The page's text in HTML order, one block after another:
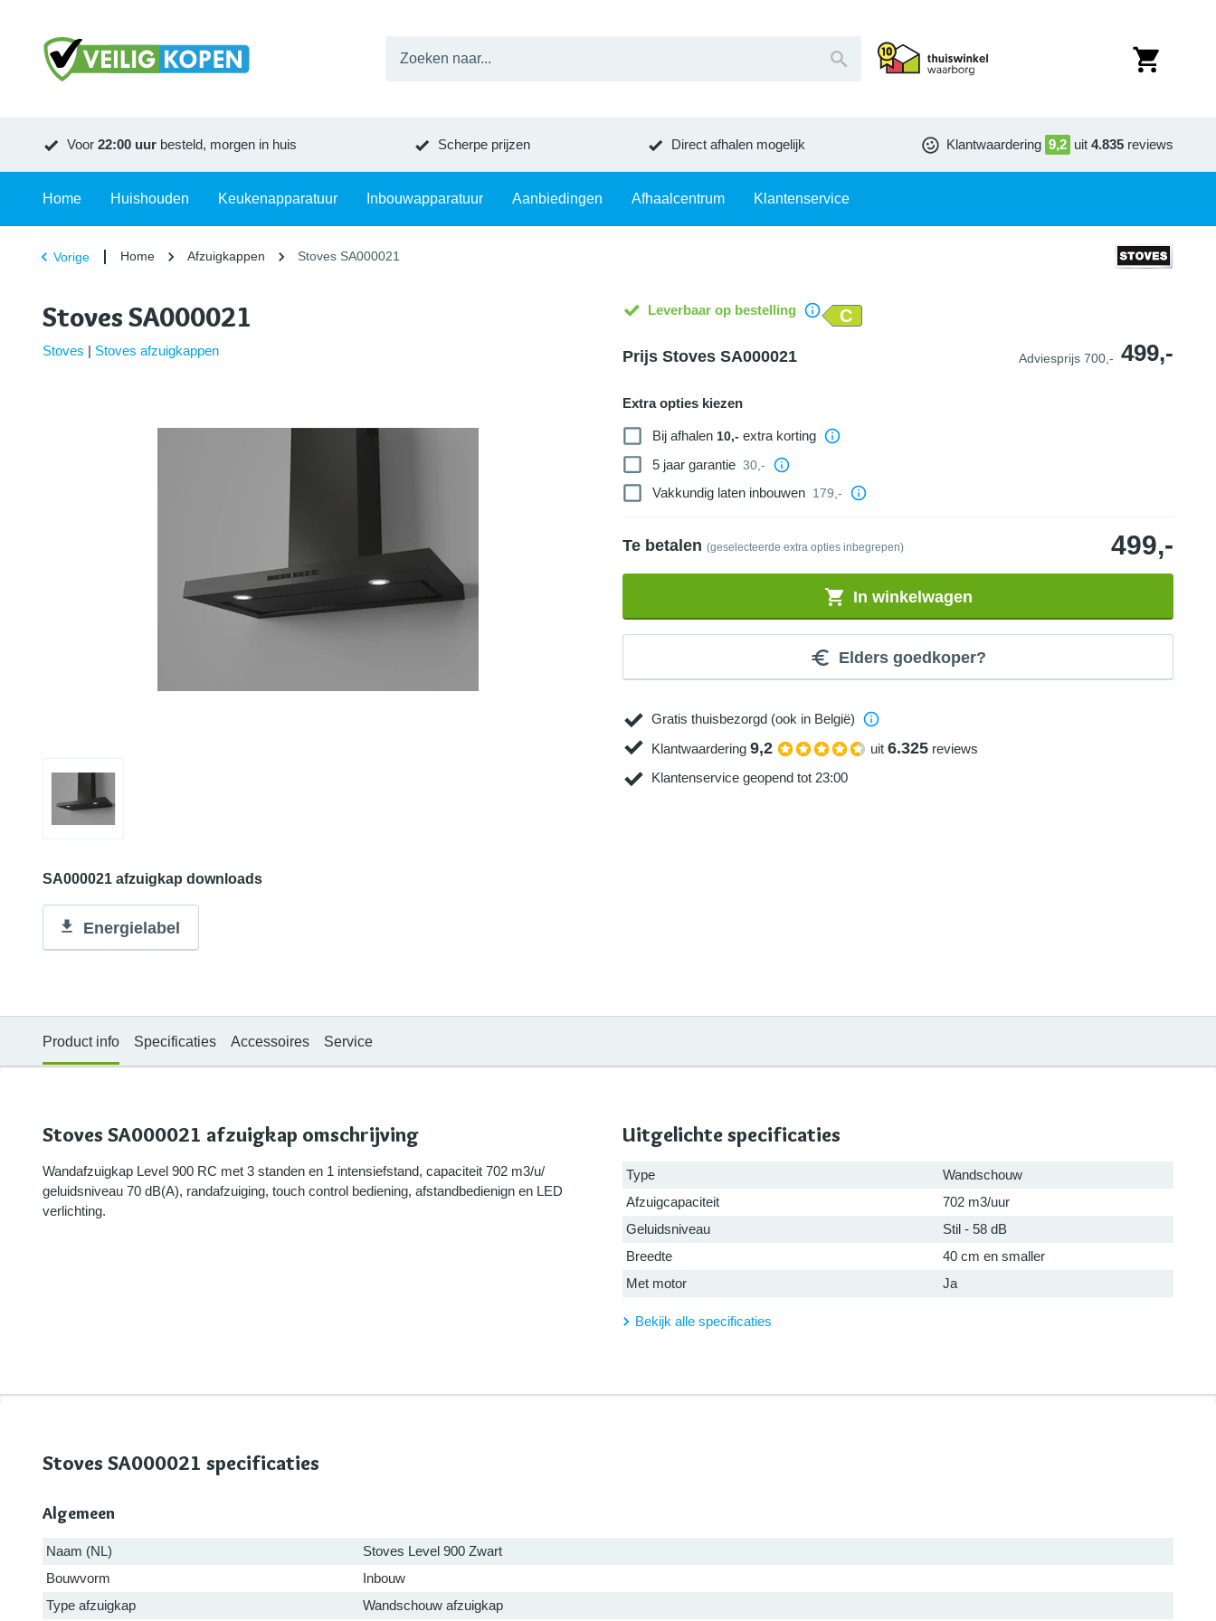
Voor 22:00 uur besteld, morgen in huis Scherpe prijzen Direct afhalen mogelijk Klantwaardering 9,2 uit 4.835 reviews
Home Huishouden Keukenapparatuur Inbouwapparatuur Aanbiedingen Afhaalcentrum Klantenservice
Vorige Home Afzuigkappen Stoves SA000021
Stoves SA000021
Stoves | Stoves afzuigkappen
SA000021 afzuigkap downloads
Energielabel
Leverbaar op bestelling C
Prijs Stoves SA000021 Adviesprijs 700,- 499,-
Extra opties kiezen
Bij afhalen 10,-extra korting
5 jaar garantie 30,-
Vakkundig laten inbouwen 179,-
Te betalen (geselecteerde extra opties inbegrepen) 499,-
In winkelwagen
Elders goedkoper?
Gratis thuisbezorgd (ook in België)
Klantwaardering 9,2 uit 6.325 reviews
Klantenservice geopend tot 23:00
Product info Specificaties Accessoires Service
Stoves SA000021 afzuigkap omschrijving
Wandafzuigkap Level 900 RC met 3 standen en 1 intensiefstand, capaciteit 702 m3/u/
geluidsniveau 70 dB(A), randafzuiging, touch control bediening, afstandbedienign en LED
verlichting.
Uitgelichte specificaties
Type
Wandschouw
Afzuigcapaciteit
702 m3/uur
Geluidsniveau
Stil - 58 dB
Breedte
40 cm en smaller
Met motor
Ja
Bekijk alle specificaties
Stoves SA000021 specificaties
Algemeen
Naam (NL)
Stoves Level 900 Zwart
Bouwvorm
Inbouw
Type afzuigkap
Wandschouw afzuigkap